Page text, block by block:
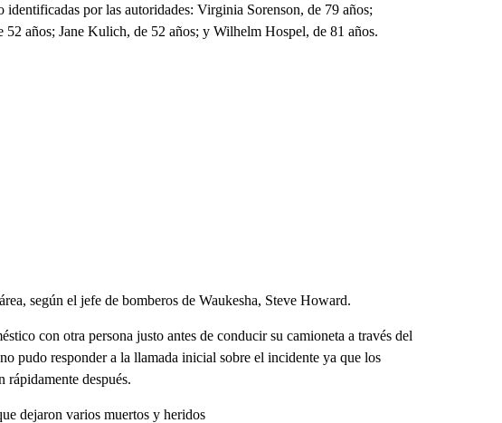
por las autoridades: Virginia Sorenson, de 79 años;
años; Jane Kulich, de 52 años; y Wilhelm Hospel, de 81 años.
según el jefe de bomberos de Waukesha, Steve Howard.
con otra persona justo antes de conducir su camioneta a través del
pudo responder a la llamada inicial sobre el incidente ya que los
después.
dejaron varios muertos y heridos